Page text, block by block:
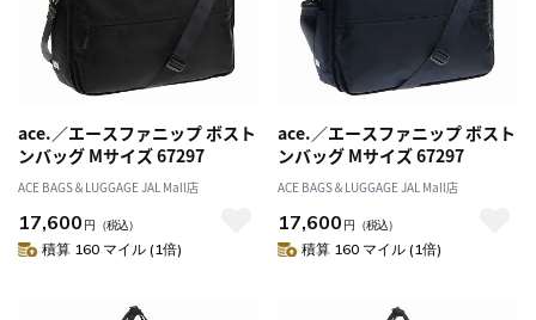
ace.／エースファニップ ボスト
ンバッグ Mサイズ 67297
ACE BAGS＆LUGGAGE JAL Mall店
17,600 円 （税込）
積算 160 マイル (1倍)
ace.／エースファニップ ボスト
ンバッグ Mサイズ 67297
ACE BAGS＆LUGGAGE JAL Mall店
17,600 円 （税込）
積算 160 マイル (1倍)